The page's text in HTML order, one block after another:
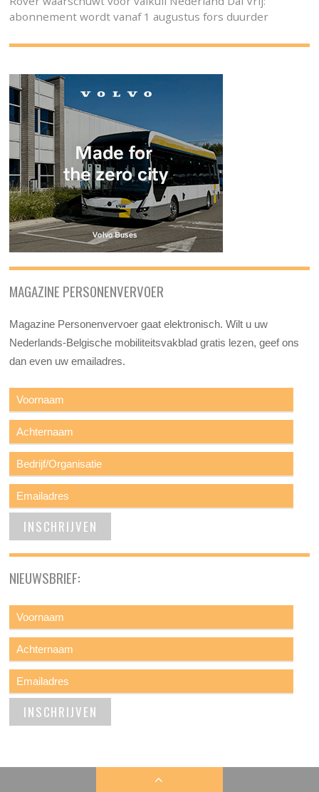
abonnement wordt vanaf 1 augustus fors duurder
MAGAZINE PERSONENVERVOER
Magazine Personenvervoer gaat elektronisch. Wilt u uw
Nederlands-Belgische mobiliteitsvakblad gratis lezen, geef ons
dan even uw emailadres.
NIEUWSBRIEF: